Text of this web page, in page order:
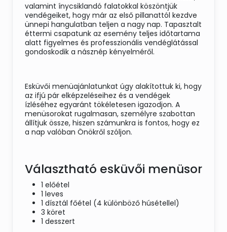
valamint ínycsiklandó falatokkal köszöntjük
vendégeiket, hogy már az első pillanattól kezdve
ünnepi hangulatban teljen a nagy nap. Tapasztalt
éttermi csapatunk az esemény teljes időtartama
alatt figyelmes és professzionális vendéglátással
gondoskodik a násznép kényelméről.
Esküvői menüajánlatunkat úgy alakítottuk ki, hogy
az ifjú pár elképzeléseihez és a vendégek
ízléséhez egyaránt tökéletesen igazodjon. A
menüsorokat rugalmasan, személyre szabottan
állítjuk össze, hiszen számunkra is fontos, hogy ez
a nap valóban Önökről szóljon.
Választható esküvői menüsor
1 előétel
1 leves
1 dísztál főétel (4 különböző húsétellel)
3 köret
1 desszert